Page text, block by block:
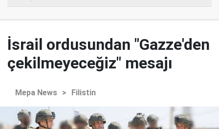
İsrail ordusundan "Gazze'den
çekilmeyeceğiz" mesajı
Mepa News > Filistin